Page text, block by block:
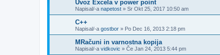
Uvoz Excela v power point
Napisal/-a napetost » Sr Okt 25, 2017 10:50 am
C++
Napisal/-a gostbor » Po Dec 16, 2013 2:18 pm
MRačuni in varnostna kopija
Napisal/-a vidkovic » Če Jan 24, 2013 5:44 pm